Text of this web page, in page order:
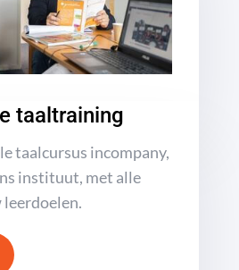
taaltraining
taalcursus incompany,
instituut, met alle